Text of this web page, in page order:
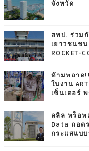
จังหวัด
สทป. ร่วม
เยาวชนชน
ROCKET-
ห้ามพลาด
ในงาน
เซ็นเตอร์
ลลิล พร็อพ
Data ถอด
กระแสแบ